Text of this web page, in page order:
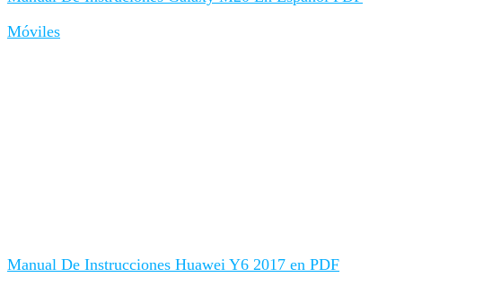
Móviles
Manual De Instrucciones Huawei Y6 2017 en PDF